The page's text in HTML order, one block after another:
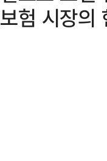
보험 시장의